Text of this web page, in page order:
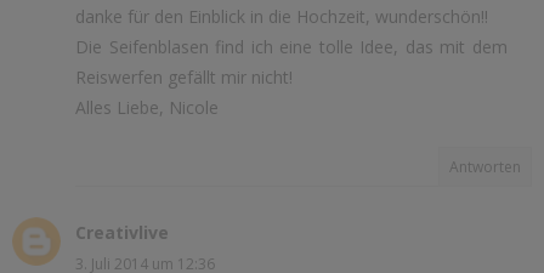
danke für den Einblick in die Hochzeit, wunderschön!!
Die Seifenblasen find ich eine tolle Idee, das mit dem
Reiswerfen gefällt mir nicht!
Alles Liebe, Nicole
Antworten
Creativlive
3. Juli 2014 um 12:36